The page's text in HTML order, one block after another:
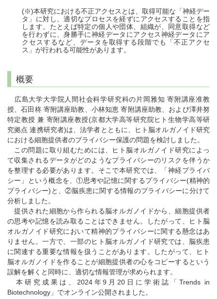
(※)本研究における不正アクセスとは、取得可能な「神経デー
タ」に対し、適切なプロセスを経ずにアクセスすることを指
します。たとえば特定の個人や団体、組織が、同意取得など
を行わずに、身勝手に神経データにアクセス神経データにア
クセスするなど、データを取得する段階でも「不正アクセ
ス」が行われる可能性があります。
概要
広島大学大学院人間社会科学研究科の片岡雅知 寄附講座准教
授、石田柊 寄附講座助教、小林知恵 寄附講座助教、および澤井努
特定教授 兼 寄附講座教授(京都大学高等研究院ヒト生物学高等研
究拠点 連携研究者)は、法学者とともに、ヒト脳オルガノイド研究
における細胞提供者のプライバシー保護の問題を検討しました。
この問題に取り組むためには、ヒト脳オルガノイド研究によっ
て収集されるデータがどのようなプライバシーのリスクを伴うか
を整理する必要があります。そこで本研究では、「神経プライバ
シー」という概念を、①思考や記憶に関するプライバシー(精神的
プライバシー)と、②脳疾患に関する情報のプライバシーに分けて
分析しました。
提供された細胞から作られる脳オルガノイドから、細胞提供者
の思考や記憶を読み取ることはできません。したがって、ヒト脳
オルガノイド研究において精神的プライバシーに関する懸念はあ
りません。一方で、一部のヒト脳オルガノイド研究では、脳疾患
に関連する重要な情報を扱うことがあります。したがって、ヒト
脳オルガノイドを作ることが細胞提供者の心をコピーするという
誤解を解くと同時に、適切な情報管理が求められます。
本研究成果は、2024年9月20日に学術誌「Trends in
Biotechnology」でオンライン公開されました。